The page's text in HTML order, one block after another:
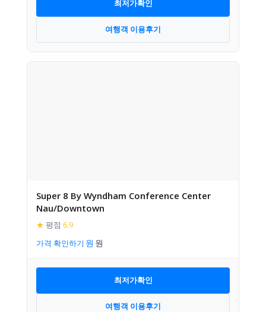
최저가확인
여행객 이용후기
Super 8 By Wyndham Conference Center
Nau/Downtown
★ 평점 6.9
가격 확인하기
최저가확인
여행객 이용후기